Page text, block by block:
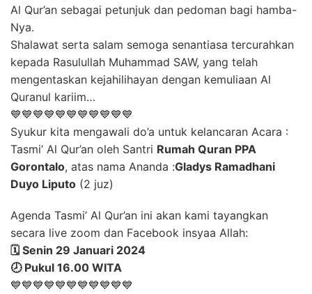
Al Qur’an sebagai petunjuk dan pedoman bagi hamba-
Nya.
Shalawat serta salam semoga senantiasa tercurahkan
kepada Rasulullah Muhammad SAW, yang telah
mengentaskan kejahilihayan dengan kemuliaan Al
Quranul kariim…
💙💙💙💙💙💙💙💙💙💙💙
Syukur kita mengawali do’a untuk kelancaran Acara :
Tasmi’ Al Qur’an oleh Santri Rumah Quran PPA
Gorontalo, atas nama Ananda :Gladys Ramadhani
Duyo Liputo (2 juz)
Agenda Tasmi’ Al Qur’an ini akan kami tayangkan
secara live zoom dan Facebook insyaa Allah:
🗓️ Senin 29 Januari 2024
🕗 Pukul 16.00 WITA
💙💙💙💙💙💙💙💙💙💙💙